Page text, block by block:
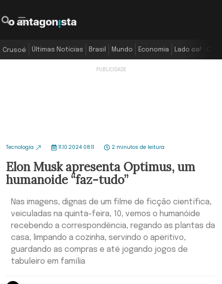
Crusoé Últimas Notícias Brasil Mundo Economia Lado oa!
Tecnologia 11.10.2024 08:11 2 minutos de leitura
Elon Musk apresenta Optimus, um
humanoide “faz-tudo”
Nas imagens, dignas de um filme de ficção científica,
veiculadas na quinta-feira, 10, vemos o humanóide
recebendo a correspondência, regando as plantas da
casa, limpando a cozinha, servindo o aperitivo,
guardando as compras e até jogando jogos de
tabuleiro em família